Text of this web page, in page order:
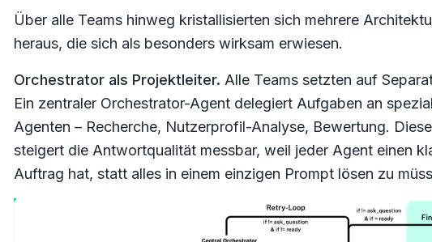
Über alle Teams hinweg kristallisierten sich mehrere
heraus, die sich als besonders wirksam erwiesen.
Orchestrator als Projektleiter. Alle Teams setzten auf
Ein zentraler Orchestrator-Agent delegiert Aufgaben an
Agenten – Recherche, Nutzerprofil-Analyse, Bewertung.
steigert die Antwortqualität messbar, weil jeder Agent einen
Auftrag hat, statt alles in einem einzigen Prompt lösen zu